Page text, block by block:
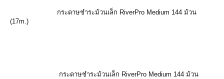
กระดาษชำระม้วนเล็ก RiverPro Medium 144 ม้วน
(17m.)
กระดาษชำระม้วนเล็ก RiverPro Medium 144 ม้วน